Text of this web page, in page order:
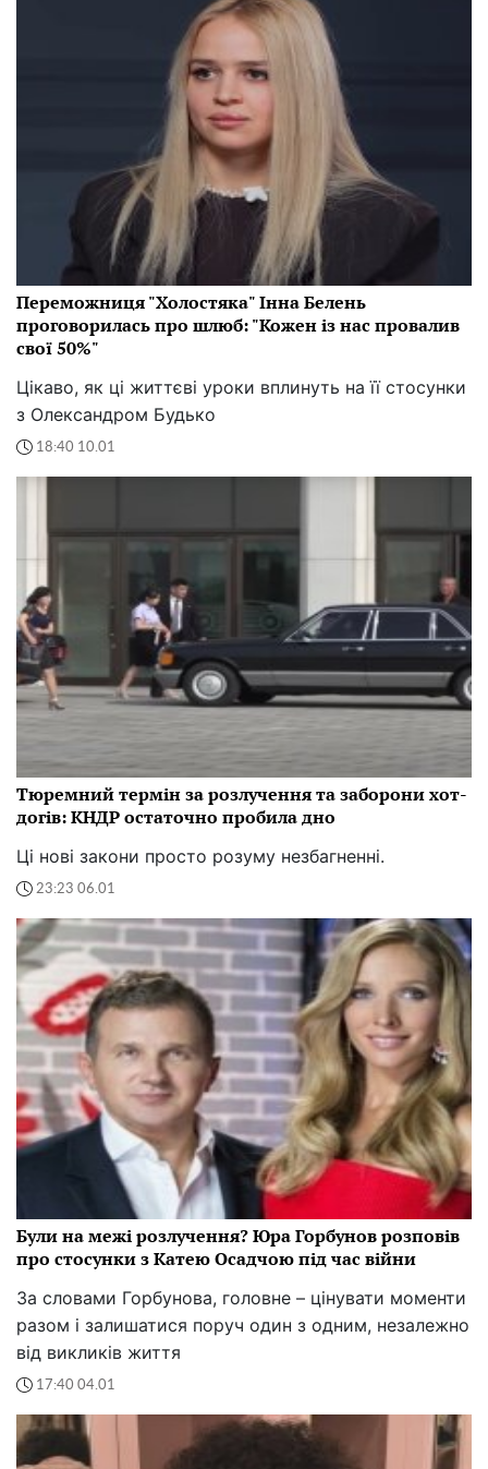
Переможниця "Холостяка" Інна Белень
проговорилась про шлюб: "Кожен із нас провалив
свої 50%"
Цікаво, як ці життєві уроки вплинуть на її стосунки
з Олександром Будько
18:40 10.01
Тюремний термін за розлучення та заборони хот-
догів: КНДР остаточно пробила дно
Ці нові закони просто розуму незбагненні.
23:23 06.01
Були на межі розлучення? Юра Горбунов розповів
про стосунки з Катею Осадчою під час війни
За словами Горбунова, головне – цінувати моменти
разом і залишатися поруч один з одним, незалежно
від викликів життя
17:40 04.01